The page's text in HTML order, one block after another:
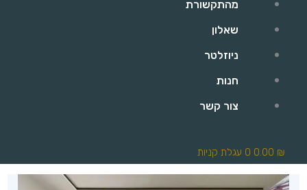
מהתקשורת
שאלון
ניוזלטר
חנות
צור קשר
0.00 ₪
0 עגלת קניות